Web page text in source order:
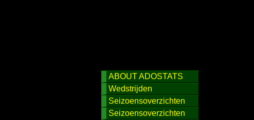
ABOUT ADOSTATS
Wedstrijden
Seizoensoverzichten
Seizoensoverzichten